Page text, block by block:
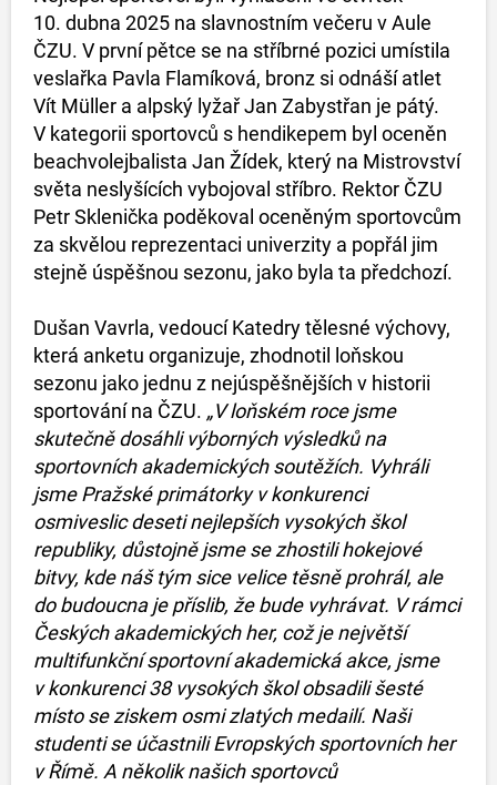
10. dubna 2025 na slavnostním večeru v Aule
ČZU. V první pětce se na stříbrné pozici umístila
veslařka Pavla Flamíková, bronz si odnáší atlet
Vít Müller a alpský lyžař Jan Zabystřan je pátý.
V kategorii sportovců s hendikepem byl oceněn
beachvolejbalista Jan Žídek, který na Mistrovství
světa neslyšících vybojoval stříbro. Rektor ČZU
Petr Sklenička poděkoval oceněným sportovcům
za skvělou reprezentaci univerzity a popřál jim
stejně úspěšnou sezonu, jako byla ta předchozí.
Dušan Vavrla, vedoucí Katedry tělesné výchovy,
která anketu organizuje, zhodnotil loňskou
sezonu jako jednu z nejúspěšnějších v historii
sportování na ČZU. „V loňském roce jsme
skutečně dosáhli výborných výsledků na
sportovních akademických soutěžích. Vyhráli
jsme Pražské primátorky v konkurenci
osmiveslic deseti nejlepších vysokých škol
republiky, důstojně jsme se zhostili hokejové
bitvy, kde náš tým sice velice těsně prohrál, ale
do budoucna je příslib, že bude vyhrávat. V rámci
Českých akademických her, což je největší
multifunkční sportovní akademická akce, jsme
v konkurenci 38 vysokých škol obsadili šesté
místo se ziskem osmi zlatých medailí. Naši
studenti se účastnili Evropských sportovních her
v Římě. A několik našich sportovců